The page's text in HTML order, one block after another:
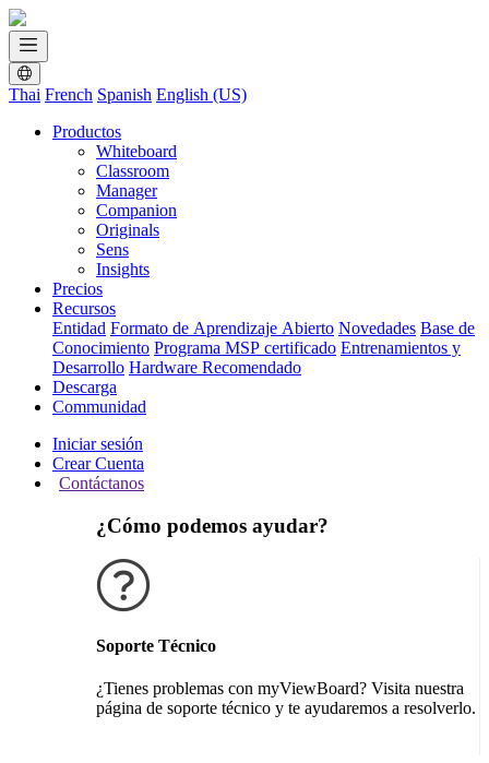
Thai French Spanish English (US)
Productos
Whiteboard
Classroom
Manager
Companion
Originals
Sens
Insights
Precios
Recursos
Entidad Formato de Aprendizaje Abierto Novedades Base de
Conocimiento Programa MSP certificado Entrenamientos y
Desarrollo Hardware Recomendado
Descarga
Communidad
Iniciar sesión
Crear Cuenta
Contáctanos
¿Cómo podemos ayudar?
Soporte Técnico
¿Tienes problemas con myViewBoard? Visita nuestra
página de soporte técnico y te ayudaremos a resolverlo.